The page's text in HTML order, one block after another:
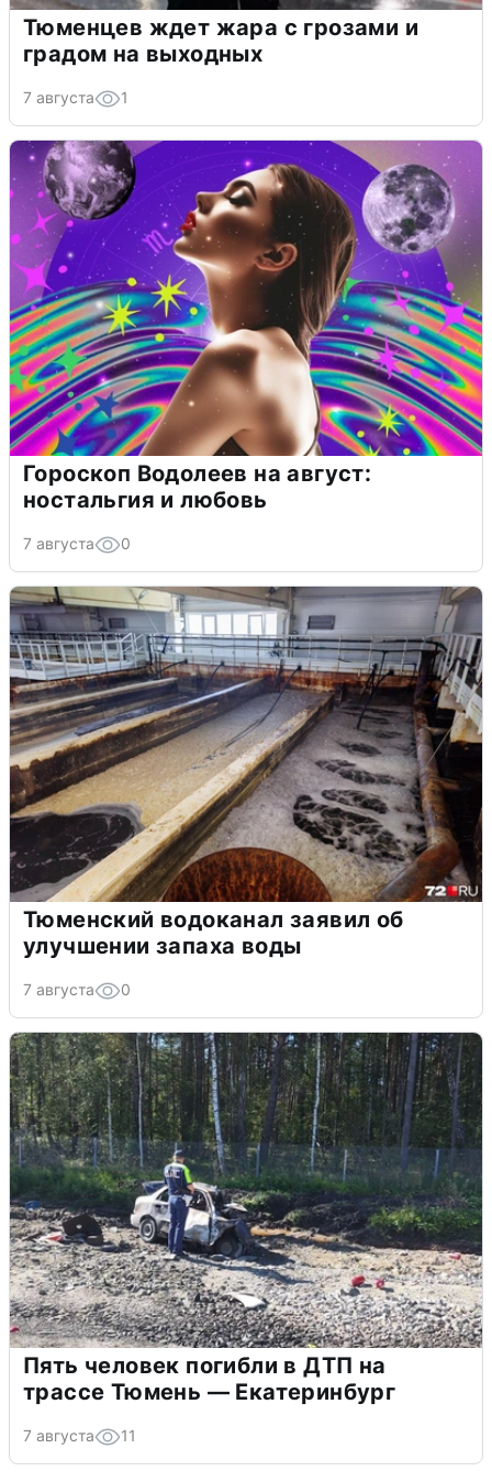
Тюменцев ждет жара с грозами и
градом на выходных
7 августа 1
Гороскоп Водолеев на август:
ностальгия и любовь
7 августа 0
Тюменский водоканал заявил об
улучшении запаха воды
7 августа 0
Пять человек погибли в ДТП на
трассе Тюмень — Екатеринбург
7 августа 11